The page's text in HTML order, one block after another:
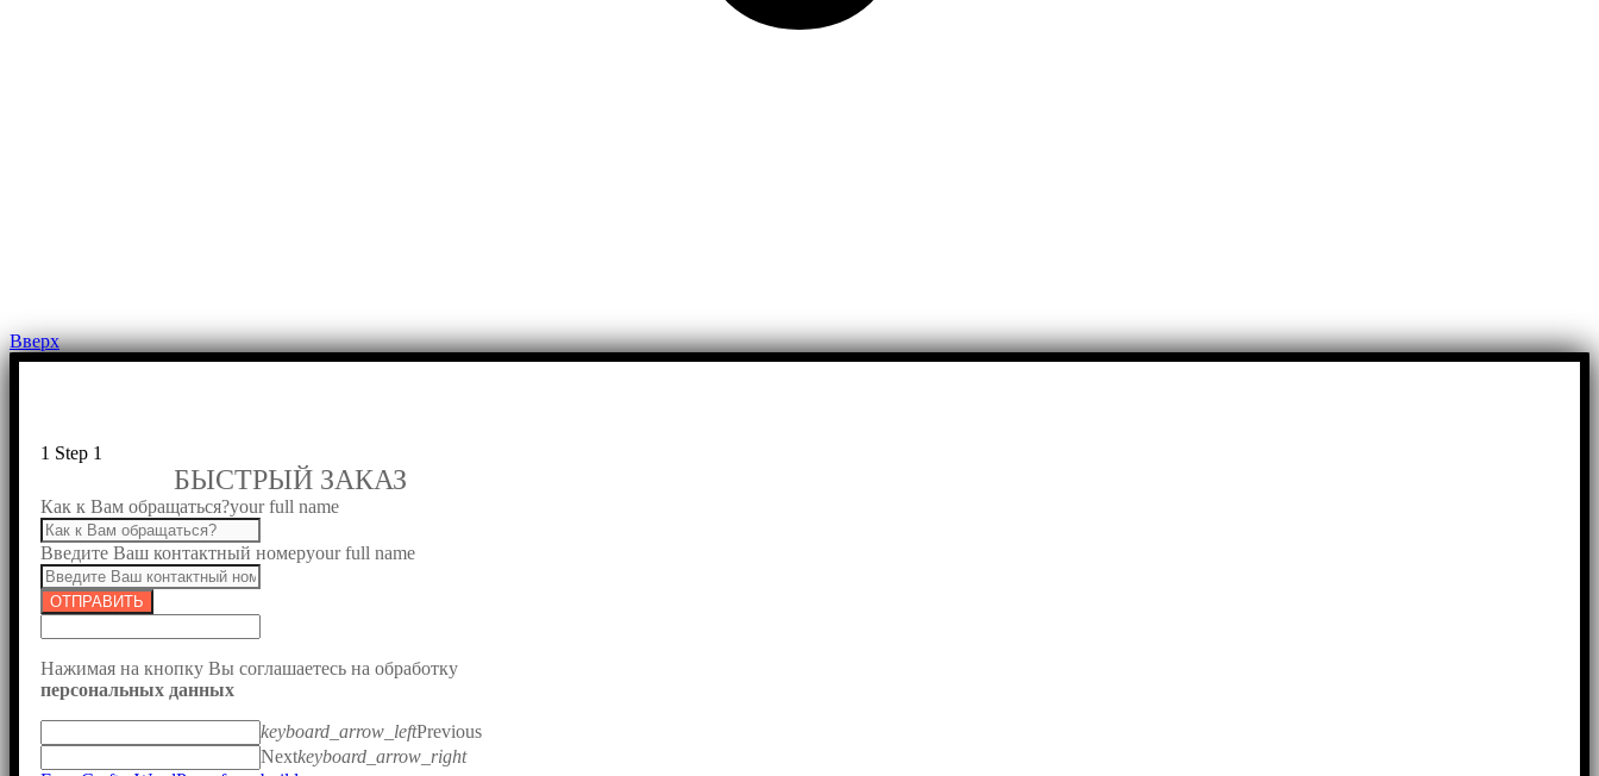
Вверх
1 Step 1
БЫСТРЫЙ ЗАКАЗ
Как к Вам обращаться?your full name
Введите Ваш контактный номерyour full name
ОТПРАВИТЬ
Нажимая на кнопку Вы соглашаетесь на обработку
персональных данных
keyboard_arrow_leftPrevious
Nextkeyboard_arrow_right